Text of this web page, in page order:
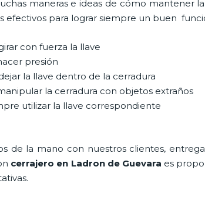
maneras e ideas de cómo mantener
efectivos para lograr siempre un buen
con fuerza la llave
presión
la llave dentro de la cerradura
la cerradura con objetos extraños
utilizar la llave correspondiente
de la mano con nuestros clientes,
cerrajero en Ladron de Guevara es